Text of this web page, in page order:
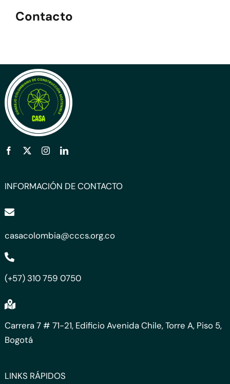
Contacto
INFORMACIÓN DE CONTACTO
casacolombia@cccs.org.co
(+57) 310 759 0750
Carrera 7 # 71-21, Edificio Avenida Chile, Torre A, Piso 5,
Bogotá
LINKS RÁPIDOS